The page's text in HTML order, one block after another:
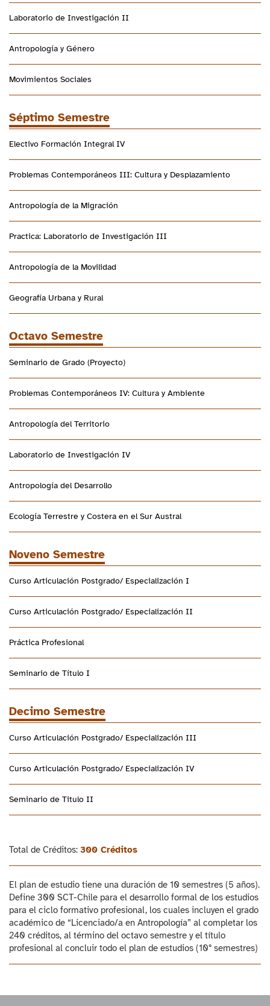
Laboratorio de Investigación II
Antropología y Género
Movimientos Sociales
Séptimo Semestre
Electivo Formación Integral IV
Problemas Contemporáneos III: Cultura y Desplazamiento
Antropología de la Migración
Practica: Laboratorio de Investigación III
Antropología de la Movilidad
Geografía Urbana y Rural
Octavo Semestre
Seminario de Grado (Proyecto)
Problemas Contemporáneos IV: Cultura y Ambiente
Antropología del Territorio
Laboratorio de Investigación IV
Antropología del Desarrollo
Ecología Terrestre y Costera en el Sur Austral
Noveno Semestre
Curso Articulación Postgrado/ Especialización I
Curso Articulación Postgrado/ Especialización II
Práctica Profesional
Seminario de Título I
Decimo Semestre
Curso Articulación Postgrado/ Especialización III
Curso Articulación Postgrado/ Especialización IV
Seminario de Titulo II
Total de Créditos: 300 Créditos
El plan de estudio tiene una duración de 10 semestres (5 años).
Define 300 SCT-Chile para el desarrollo formal de los estudios
para el ciclo formativo profesional, los cuales incluyen el grado
académico de “Licenciado/a en Antropología” al completar los
240 créditos, al término del octavo semestre y el título
profesional al concluir todo el plan de estudios (10° semestres)